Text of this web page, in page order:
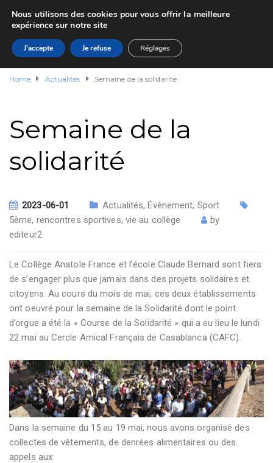
Home Actualités Semaine de la solidarité
Semaine de la
solidarité
2023-06-01 Actualités,Évènement, Sport
5ème, rencontres sportives, vie au collège
by
editeur2
Le Collège Anatole France et l’école Claude Bernard sont fiers
de s’engager plus que jamais dans des projets solidaires et
citoyens. Au cours du mois de mai, ces deux établissements
ont oeuvré pour la semaine de la Solidarité dont le point
d’orgue a été la « Course de la Solidarité » qui a eu lieu le lundi
22 mai au Cercle Amical Français de Casablanca (CAFC).
Dans la semaine du 15 au 19 mai, nous avons organisé des
collectes de vêtements, de denrées alimentaires ou des
appels aux
Nous utilisons des cookies pour vous offrir la meilleure
expérience sur notre site
J'accepte Je refuse Réglages